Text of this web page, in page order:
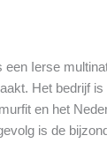
een Ierse
Het bedrijf
en het
is de